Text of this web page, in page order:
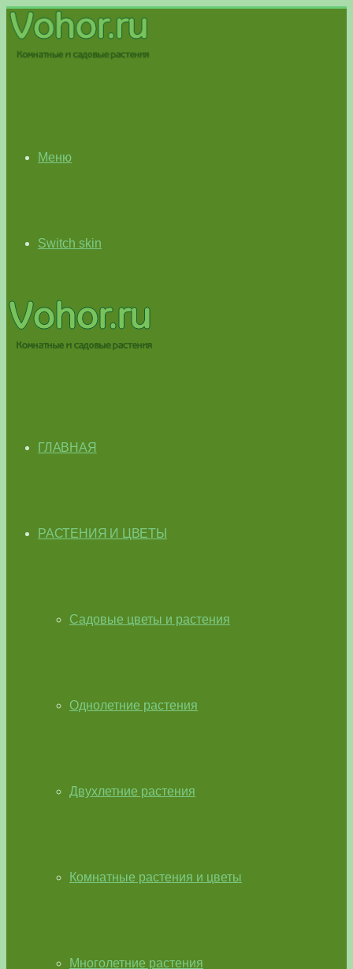
Меню
Switch skin
ГЛАВНАЯ
РАСТЕНИЯ И ЦВЕТЫ
Садовые цветы и растения
Однолетние растения
Двухлетние растения
Комнатные растения и цветы
Многолетние растения